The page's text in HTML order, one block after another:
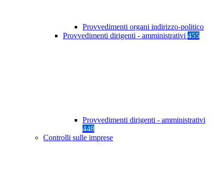
Provvedimenti organi indirizzo-politico
Provvedimenti dirigenti - amministrativi 455
Provvedimenti dirigenti - amministrativi
448
Controlli sulle imprese